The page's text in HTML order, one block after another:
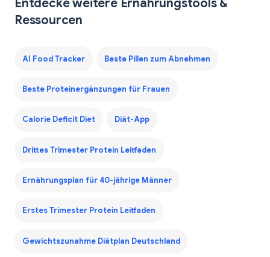
Entdecke weitere Ernährungstools &
Ressourcen
AI Food Tracker Beste Pillen zum Abnehmen
Beste Proteinergänzungen für Frauen
Calorie Deficit Diet Diät-App
Drittes Trimester Protein Leitfaden
Ernährungsplan für 40-jährige Männer
Erstes Trimester Protein Leitfaden
Gewichtszunahme Diätplan Deutschland